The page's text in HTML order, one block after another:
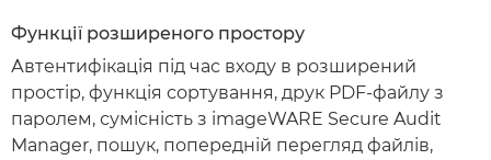
Функції розширеного простору
Автентифікація під час входу в розширений
простір, функція сортування, друк PDF-файлу з
паролем, сумісність з imageWARE Secure Audit
Manager, пошук, попередній перегляд файлів,